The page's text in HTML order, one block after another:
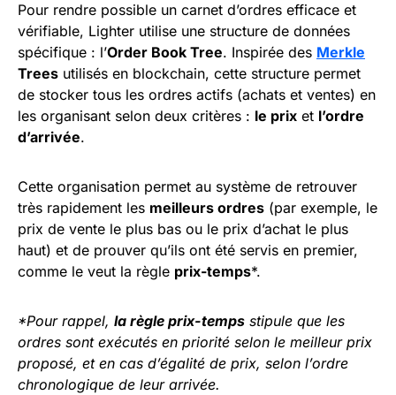
Pour rendre possible un carnet d’ordres efficace et
vérifiable, Lighter utilise une structure de données
spécifique : l’Order Book Tree. Inspirée des Merkle
Trees utilisés en blockchain, cette structure permet
de stocker tous les ordres actifs (achats et ventes) en
les organisant selon deux critères : le prix et l’ordre
d’arrivée.
Cette organisation permet au système de retrouver
très rapidement les meilleurs ordres (par exemple, le
prix de vente le plus bas ou le prix d’achat le plus
haut) et de prouver qu’ils ont été servis en premier,
comme le veut la règle prix-temps*.
*Pour rappel, la règle prix-temps stipule que les
ordres sont exécutés en priorité selon le meilleur prix
proposé, et en cas d’égalité de prix, selon l’ordre
chronologique de leur arrivée.